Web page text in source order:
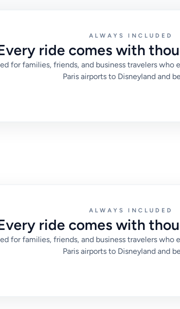
ALWAYS INCLUDED
ride comes with
for families, friends, and business travelers
Paris airports to Disneyland and
ALWAYS INCLUDED
ride comes with
for families, friends, and business travelers
Paris airports to Disneyland and